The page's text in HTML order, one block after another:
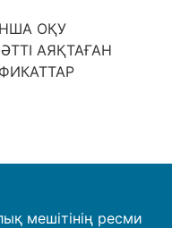
ОҚУ
АЯҚТАҒАН
мешітінің ресми